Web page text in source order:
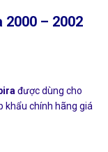
2000 – 2002
được dùng cho
khẩu chính hãng giá